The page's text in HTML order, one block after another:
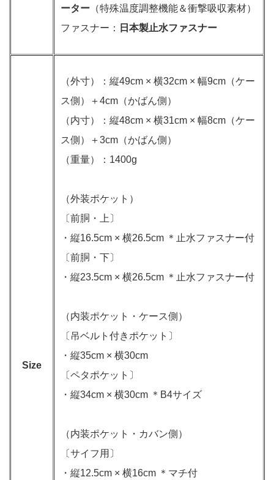
ーター （特殊温度調整機能＆衝撃吸収素材）
ファスナー：
日本製止水ファスナー
Size
（外寸）：縦49cm × 横32cm × 幅9cm（ケー
ス側）＋4cm（かばん側）
（内寸）：縦48cm × 横31cm × 幅8cm（ケー
ス側）＋3cm（かばん側）
（重量）：1400g
（外装ポケット）
〔前胴・上〕
・縦16.5cm × 横26.5cm ＊止水ファスナー付
〔前胴・下〕
・縦23.5cm × 横26.5cm ＊止水ファスナー付
（内装ポケット・ケース側）
〔吊ベルト付きポケット〕
・縦35cm × 横30cm
〔ペタポケット〕
・縦34cm × 横30cm ＊B4サイズ
（内装ポケット・カバン側）
〔サイフ用〕
・縦12.5cm × 横16cm ＊マチ付